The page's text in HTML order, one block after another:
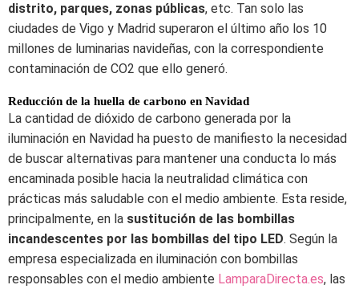
distrito, parques, zonas públicas, etc. Tan solo las
ciudades de Vigo y Madrid superaron el último año los 10
millones de luminarias navideñas, con la correspondiente
contaminación de CO2 que ello generó.
Reducción de la huella de carbono en Navidad
La cantidad de dióxido de carbono generada por la
iluminación en Navidad ha puesto de manifiesto la necesidad
de buscar alternativas para mantener una conducta lo más
encaminada posible hacia la neutralidad climática con
prácticas más saludable con el medio ambiente. Esta reside,
principalmente, en la sustitución de las bombillas
incandescentes por las bombillas del tipo LED. Según la
empresa especializada en iluminación con bombillas
responsables con el medio ambiente LamparaDirecta.es, las